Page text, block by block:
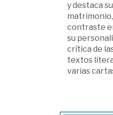
y destaca
contraste
su
crítica de
textos
varias